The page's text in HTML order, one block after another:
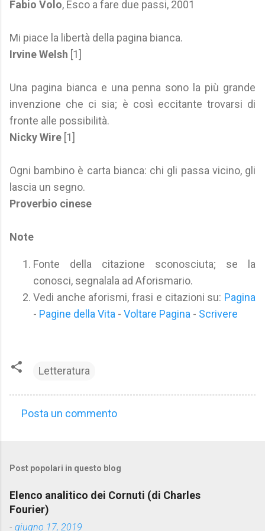
Fabio Volo, Esco a fare due passi, 2001
Mi piace la libertà della pagina bianca.
Irvine Welsh [1]
Una pagina bianca e una penna sono la più grande
invenzione che ci sia; è così eccitante trovarsi di
fronte alle possibilità.
Nicky Wire [1]
Ogni bambino è carta bianca: chi gli passa vicino, gli
lascia un segno.
Proverbio cinese
Note
Fonte della citazione sconosciuta; se la
conosci, segnalala ad Aforismario.
Vedi anche aforismi, frasi e citazioni su: Pagina
- Pagine della Vita - Voltare Pagina - Scrivere
Letteratura
m
e
n
t
Posta un commento
Post popolari in questo blog
Elenco analitico dei Cornuti (di Charles
Fourier)
- giugno 17, 2019